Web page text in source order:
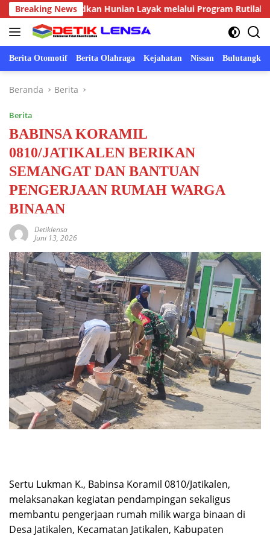
Langsung
ke
konten
Breaking News
Wujudkan Hunian Layak melalui Program Rutilahu
Berita Otomotif Berita Olahraga Kejahatan Nissan Bulutangkis
Beranda Berita
Berita
BABINSA KORAMIL
0810/JATIKALEN BERIKAN
SEMANGAT DAN BANTUAN
PENGERJAAN RUMAH WARGA
BINAAN
Detiklensa
Juni 13, 2026
Sertu Lukman K., Babinsa Koramil 0810/Jatikalen,
melaksanakan kegiatan pendampingan sekaligus
membantu pengerjaan rumah milik warga binaan di
Desa Jatikalen, Kecamatan Jatikalen, Kabupaten